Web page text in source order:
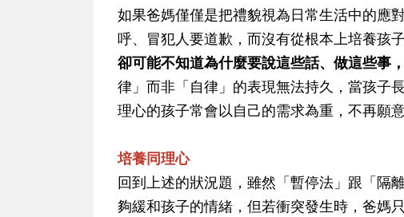
如果爸媽僅僅是把禮貌視為日常生活中的應
呼、冒犯人要道歉，而沒有從根本上培養孩
卻可能不知道為什麼要說這些話、做這些事
律」而非「自律」的表現無法持久，當孩子
理心的孩子常會以自己的需求為重，不再願
培養同理心
回到上述的狀況題，雖然「暫停法」跟「隔
夠緩和孩子的情緒，但若衝突發生時，爸媽